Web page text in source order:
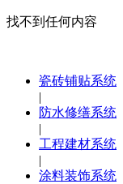
找不到任何内容
瓷砖铺贴系统
|
防水修缮系统
|
工程建材系统
|
涂料装饰系统